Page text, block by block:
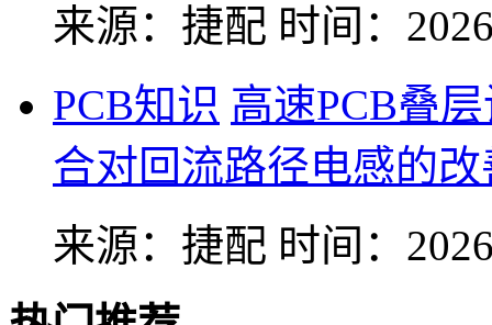
来源：捷配 时间：
PCB知识 高速PCB叠
合对回流路径电感的改
来源：捷配 时间：